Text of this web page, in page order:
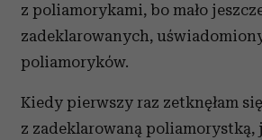
z poliamorykami, bo mało
zadeklarowanych,
poliamoryków.
Kiedy pierwszy raz zetknęłam się
z zadeklarowaną